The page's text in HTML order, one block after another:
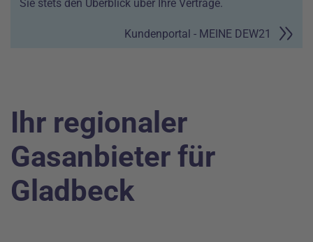
Sie stets den Überblick über Ihre Verträge.
Kundenportal - MEINE DEW21
Ihr regionaler
Gasanbieter für
Gladbeck